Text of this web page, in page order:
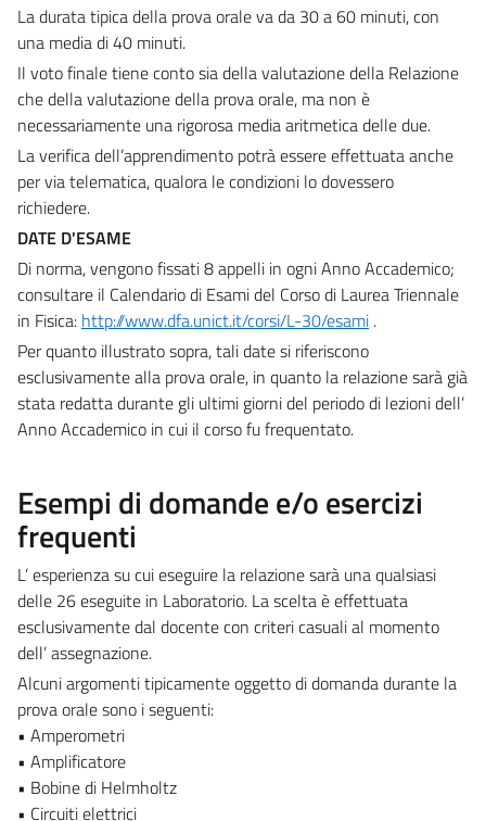
La durata tipica della prova orale va da 30 a 60 minuti, con
una media di 40 minuti.
Il voto finale tiene conto sia della valutazione della Relazione
che della valutazione della prova orale, ma non è
necessariamente una rigorosa media aritmetica delle due.
La verifica dell’apprendimento potrà essere effettuata anche
per via telematica, qualora le condizioni lo dovessero
richiedere.
DATE D'ESAME
Di norma, vengono fissati 8 appelli in ogni Anno Accademico;
consultare il Calendario di Esami del Corso di Laurea Triennale
in Fisica: http://www.dfa.unict.it/corsi/L-30/esami .
Per quanto illustrato sopra, tali date si riferiscono
esclusivamente alla prova orale, in quanto la relazione sarà già
stata redatta durante gli ultimi giorni del periodo di lezioni dell’
Anno Accademico in cui il corso fu frequentato.
Esempi di domande e/o esercizi
frequenti
L’ esperienza su cui eseguire la relazione sarà una qualsiasi
delle 26 eseguite in Laboratorio. La scelta è effettuata
esclusivamente dal docente con criteri casuali al momento
dell’ assegnazione.
Alcuni argomenti tipicamente oggetto di domanda durante la
prova orale sono i seguenti:
• Amperometri
• Amplificatore
• Bobine di Helmholtz
• Circuiti elettrici